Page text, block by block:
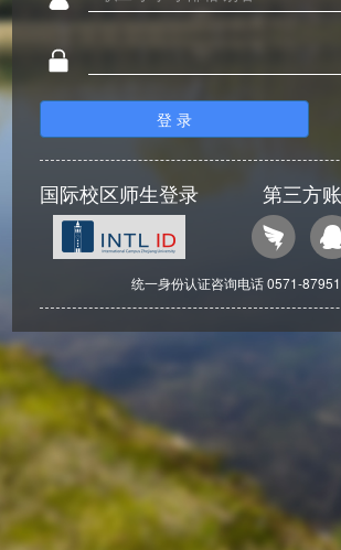
登 录
国际校区师生登录 第三方
统一身份认证咨询电话 0571-